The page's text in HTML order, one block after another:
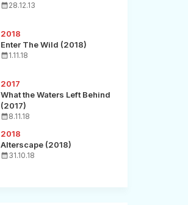
28.12.13
2018
Enter The Wild (2018)
1.11.18
2017
What the Waters Left Behind
(2017)
8.11.18
2018
Alterscape (2018)
31.10.18